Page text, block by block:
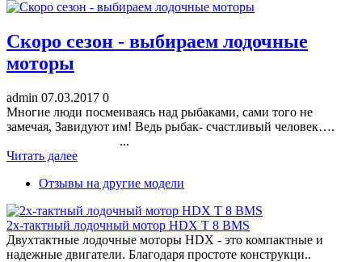
Скоро сезон - выбираем лодочные
моторы
admin 07.03.2017 0
Многие люди посмеиваясь над рыбаками, сами того не
замечая, Завидуют им! Ведь рыбак- счастливый человек….
...
Читать далее
Отзывы на другие модели
2х-тактный лодочный мотор HDX T 8 BMS
Двухтактные лодочные моторы HDX - это компактные и
надежные двигатели. Благодаря простоте конструкци..